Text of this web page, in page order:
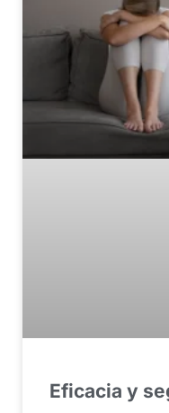
Eficacia y